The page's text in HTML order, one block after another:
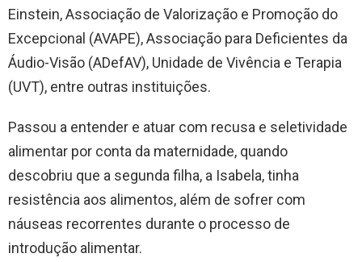
Einstein, Associação de Valorização e Promoção do
Excepcional (AVAPE), Associação para Deficientes da
Áudio-Visão (ADefAV), Unidade de Vivência e Terapia
(UVT), entre outras instituições.
Passou a entender e atuar com recusa e seletividade
alimentar por conta da maternidade, quando
descobriu que a segunda filha, a Isabela, tinha
resistência aos alimentos, além de sofrer com
náuseas recorrentes durante o processo de
introdução alimentar.